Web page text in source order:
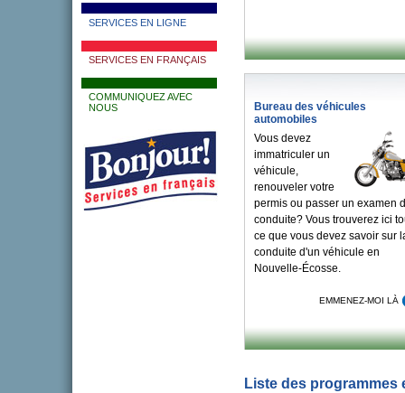
SERVICES EN LIGNE
SERVICES EN FRANÇAIS
COMMUNIQUEZ AVEC
NOUS
Bureau des véhicules
automobiles
Vous devez
immatriculer un
véhicule,
renouveler votre
permis ou passer un examen
conduite? Vous trouverez ici
ce que vous devez savoir sur
conduite d'un véhicule en
Nouvelle-Écosse.
EMMENEZ-MOI LÀ
Liste des programmes